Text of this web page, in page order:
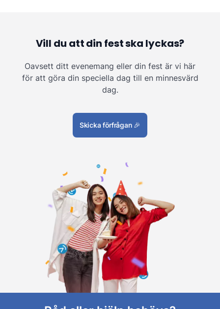
Vill du att din fest ska lyckas?
Oavsett ditt evenemang eller din fest är vi här
för att göra din speciella dag till en minnesvärd
dag.
Skicka förfrågan 🎉